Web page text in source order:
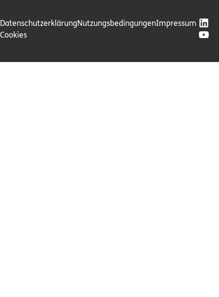
DatenschutzerklärungNutzungsbedingungenImpressum
Cookies